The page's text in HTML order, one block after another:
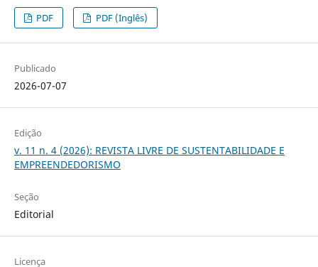
PDF PDF (Inglês)
Publicado
2026-07-07
Edição
v. 11 n. 4 (2026): REVISTA LIVRE DE SUSTENTABILIDADE E
EMPREENDEDORISMO
Seção
Editorial
Licença